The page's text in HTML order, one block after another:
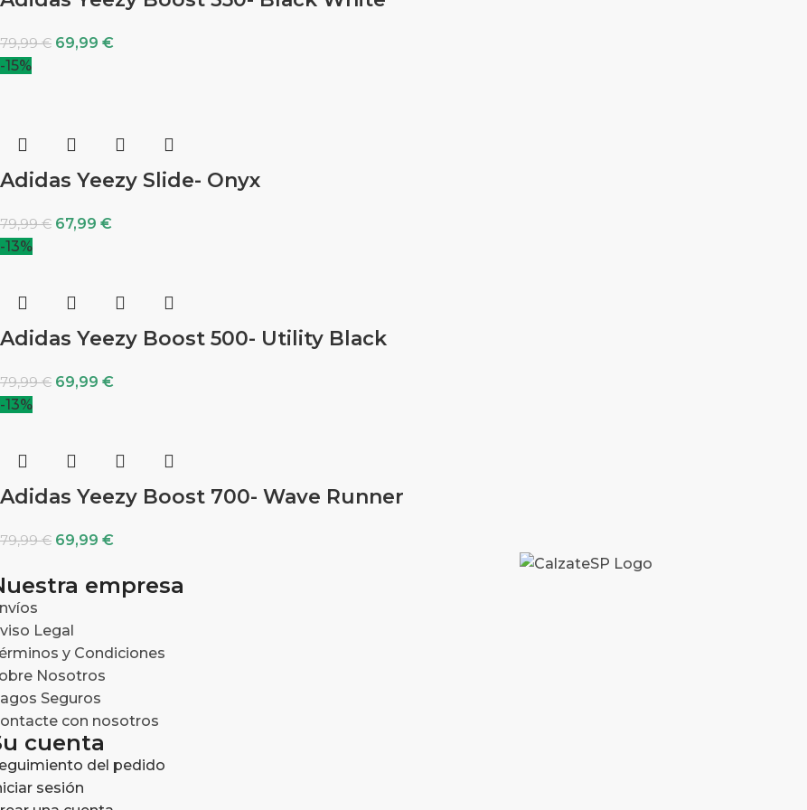
79,99€ 69,99 €
-15%
Adidas Yeezy Slide- Onyx
79,99€ 67,99 €
-13%
Adidas Yeezy Boost 500- Utility Black
79,99€ 69,99 €
-13%
Adidas Yeezy Boost 700- Wave Runner
79,99€ 69,99 €
empresa
Legal
y Condiciones
Nosotros
Seguros
con nosotros
cuenta
del pedido
sesión